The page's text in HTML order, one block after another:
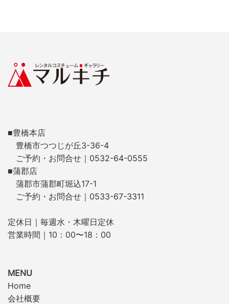
■豊橋本店
豊橋市つつじが丘3-36-4
ご予約・お問合せ｜0532-64-0555
■蒲郡店
蒲郡市蒲郡町堀込17-1
ご予約・お問合せ｜0533-67-3311
定休日｜毎週水・木曜日定休
営業時間｜10：00〜18：00
MENU
Home
会社概要